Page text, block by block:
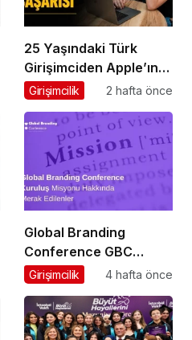
25 Yaşındaki Türk
Girişimciden Apple’ın
Ardından Ubisoft
Girişimcilik 2 hafta önce
Global Branding
Conference GBC
Misyonu Hakkında
Girişimcilik 4 hafta önce